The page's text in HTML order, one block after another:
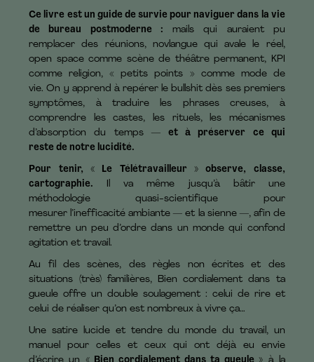
Ce livre est un guide de survie pour naviguer dans la vie
de bureau postmoderne : mails qui auraient pu
remplacer des réunions, novlangue qui avale le réel,
open space comme scène de théâtre permanent, KPI
comme religion, « petits points » comme mode de
vie. On y apprend à repérer le bullshit dès ses premiers
symptômes, à traduire les phrases creuses, à
comprendre les castes, les rituels, les mécanismes
d’absorption du temps — et à préserver ce qui
reste de notre lucidité.
Pour tenir, « Le Télétravailleur » observe, classe,
cartographie. Il va même jusqu’à bâtir une
méthodologie quasi-scientifique pour
mesurer l’inefficacité ambiante — et la sienne —, afin de
remettre un peu d’ordre dans un monde qui confond
agitation et travail.
Au fil des scènes, des règles non écrites et des
situations (très) familières, Bien cordialement dans ta
gueule offre un double soulagement : celui de rire et
celui de réaliser qu’on est nombreux à vivre ça…
Une satire lucide et tendre du monde du travail, un
manuel pour celles et ceux qui ont déjà eu envie